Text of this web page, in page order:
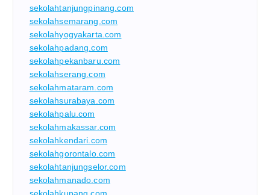
sekolahtanjungpinang.com
sekolahsemarang.com
sekolahyogyakarta.com
sekolahpadang.com
sekolahpekanbaru.com
sekolahserang.com
sekolahmataram.com
sekolahsurabaya.com
sekolahpalu.com
sekolahmakassar.com
sekolahkendari.com
sekolahgorontalo.com
sekolahtanjungselor.com
sekolahmanado.com